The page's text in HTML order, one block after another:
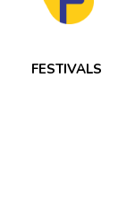
FESTIVALS